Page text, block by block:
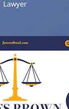
tilaajaa
yritysten,